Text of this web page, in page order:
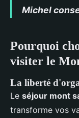
Michel
Pourquoi
visiter le
La liberté
Le séjour mont
transforme vos